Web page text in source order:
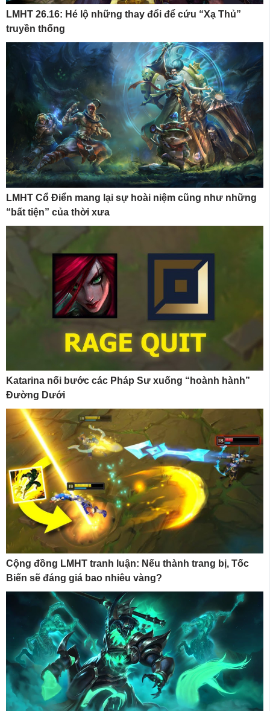
LMHT 26.16: Hé lộ những thay đổi để cứu “Xạ Thủ”
truyền thống
LMHT Cổ Điển mang lại sự hoài niệm cũng như những
“bất tiện” của thời xưa
Katarina nối bước các Pháp Sư xuống “hoành hành”
Đường Dưới
Cộng đồng LMHT tranh luận: Nếu thành trang bị, Tốc
Biến sẽ đáng giá bao nhiêu vàng?